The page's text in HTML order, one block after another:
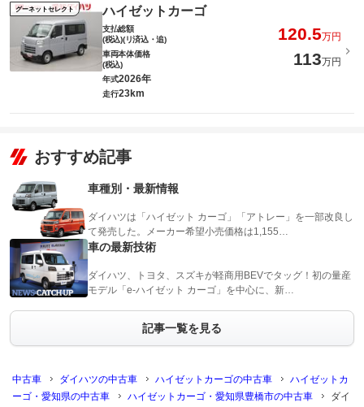
グーネットセレクト ハイゼットカーゴ
支払総額
(税込)(リ済込・追)
120.5万円
車両本体価格
(税込)
113万円
年式2026年
走行23km
おすすめ記事
車種別・最新情報
ダイハツは「ハイゼット カーゴ」「アトレー」を一部改良し
て発売した。メーカー希望小売価格は1,155…
車の最新技術
ダイハツ、トヨタ、スズキが軽商用BEVでタッグ！初の量産
モデル「e-ハイゼット カーゴ」を中心に、新…
記事一覧を見る
中古車 ダイハツの中古車 ハイゼットカーゴの中古車
ハイゼットカ
ーゴ・愛知県の中古車
ハイゼットカーゴ・愛知県豊橋市の中古車
ダイ